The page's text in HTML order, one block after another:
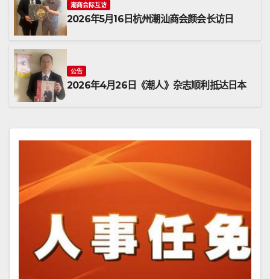
潮商会际互访
2026年5月16日杭州潮汕商会颜会长访日
公告
2026年4月26日《潮人》杂志顺利抵达日本